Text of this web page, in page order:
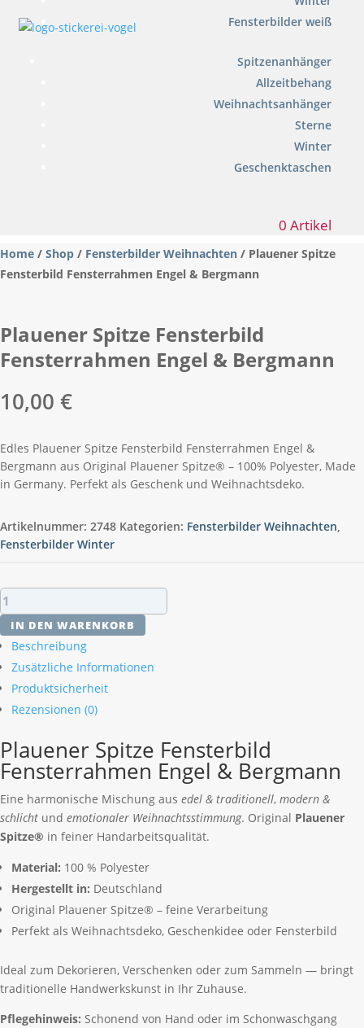
Fensterbilder weiß
Spitzenanhänger
Allzeitbehang
Weihnachtsanhänger
Sterne
Winter
Geschenktaschen
0 Artikel
Home / Shop / Fensterbilder Weihnachten / Plauener Spitze
Fensterbild Fensterrahmen Engel & Bergmann
Plauener Spitze Fensterbild
Fensterrahmen Engel & Bergmann
10,00 €
Edles Plauener Spitze Fensterbild Fensterrahmen Engel &
Bergmann aus Original Plauener Spitze® – 100% Polyester, Made
in Germany. Perfekt als Geschenk und Weihnachtsdeko.
Artikelnummer: 2748 Kategorien: Fensterbilder Weihnachten,
Fensterbilder Winter
Plauener
Spitze
Fensterbild
Fensterrahmen
Engel
&
Bergmann
IN DEN WARENKORB
Beschreibung
Zusätzliche Informationen
Produktsicherheit
Rezensionen (0)
Plauener Spitze Fensterbild
Fensterrahmen Engel & Bergmann
Eine harmonische Mischung aus edel & traditionell, modern &
schlicht und emotionaler Weihnachtsstimmung. Original Plauener
Spitze® in feiner Handarbeitsqualität.
Material: 100 % Polyester
Hergestellt in: Deutschland
Original Plauener Spitze® – feine Verarbeitung
Perfekt als Weihnachtsdeko, Geschenkidee oder Fensterbild
Ideal zum Dekorieren, Verschenken oder zum Sammeln — bringt
traditionelle Handwerkskunst in Ihr Zuhause.
Pflegehinweis: Schonend von Hand oder im Schonwaschgang